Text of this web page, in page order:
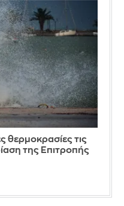
θερμοκρασίες τις
της Επιτροπής